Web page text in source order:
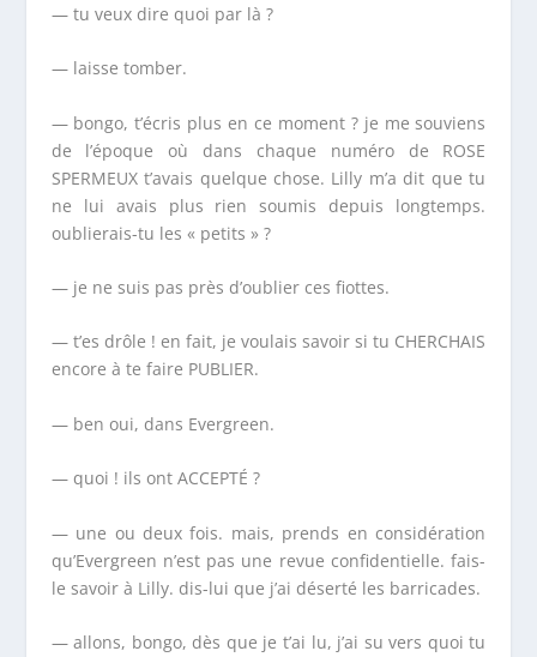
— tu veux dire quoi par là ?
— laisse tomber.
— bongo, t’écris plus en ce moment ? je me souviens
de l’époque où dans chaque numéro de ROSE
SPERMEUXt’avais quelque chose. Lilly m’a dit que tu
ne lui avais plus rien soumis depuis longtemps.
oublierais-tu les « petits » ?
— je ne suis pas près d’oublier ces fiottes.
— t’es drôle ! en fait, je voulais savoir si tu CHERCHAIS
encore à te faire PUBLIER.
— ben oui, dans Evergreen.
— quoi ! ils ont ACCEPTÉ ?
— une ou deux fois. mais, prends en considération
qu’Evergreen n’est pas une revue confidentielle. fais-
le savoir à Lilly. dis-lui que j’ai déserté les barricades.
— allons, bongo, dès que je t’ai lu, j’ai su vers quoi tu